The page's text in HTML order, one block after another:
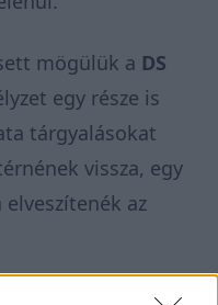
mögülük a DS
egy része is
tárgyalásokat
vissza, egy
az